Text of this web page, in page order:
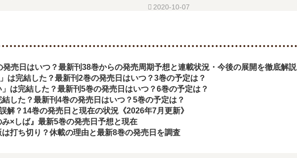
2020-10-07
発売日はいつ？最新刊38巻からの発売周期予想と連載状況・今後の展開を徹底解説
は完結した？最新刊2巻の発売日はいつ？3巻の予定は？
」は完結した？最新刊5巻の発売日はいつ？6巻の予定は？
した？最新刊4巻の発売日はいつ？5巻の予定は？
解？14巻の発売日と現在の状況《2026年7月更新》
み×しば』最新5巻の発売日予想と現在
は打ち切り？休載の理由と最新8巻の発売日を調査